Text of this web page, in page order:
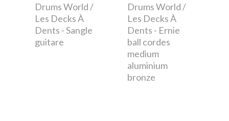
Drums World /
Les Decks À
Dents - Sangle
guitare
Drums World /
Les Decks À
Dents - Ernie
ball cordes
medium
aluminium
bronze